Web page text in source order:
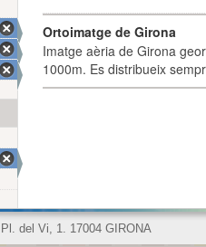
Ortoimatge de Girona
Imatge aèria de Girona
1000m. Es distribueix
Pl. del Vi, 1. 17004 GIRONA